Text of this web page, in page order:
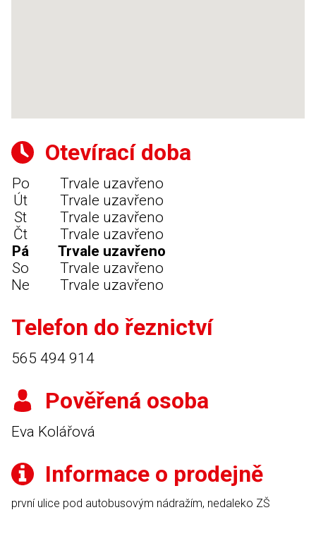
Otevírací doba
Po
Trvale uzavřeno
Út
Trvale uzavřeno
St
Trvale uzavřeno
Čt
Trvale uzavřeno
Pá
Trvale uzavřeno
So
Trvale uzavřeno
Ne
Trvale uzavřeno
Telefon do řeznictví
565 494 914
Pověřená osoba
Eva Kolářová
Informace o prodejně
první ulice pod autobusovým nádražím, nedaleko ZŠ